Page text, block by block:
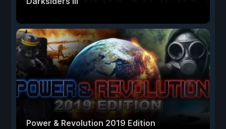
Power & Revolution 2019 Edition